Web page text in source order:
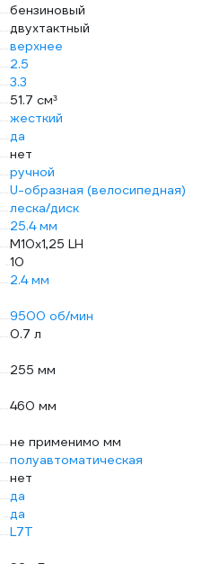
бензиновый
двухтактный
верхнее
2.5
3.3
51.7 см³
жесткий
да
нет
ручной
U-образная (велосипедная)
леска/диск
25.4 мм
М10х1,25 LH
10
2.4 мм
9500 об/мин
0.7 л
255 мм
460 мм
не применимо мм
полуавтоматическая
нет
да
да
L7T